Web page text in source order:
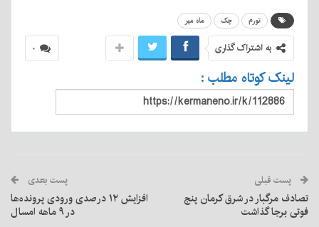
تورم چک ماه مهر
۰ به اشتراک گذاری
لینک کوتاه مطلب :
پست قبلی
تصادف مرگبار در شرق کرمان پنج
فوتی برجا گذاشت
پست بعدی
افزایش ۱۲ درصدی ورودی پرونده‌ها
در ۹ ماهه امسال